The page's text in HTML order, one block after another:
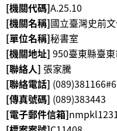
消
息
參
觀
展
覽
學
習
[機關代碼]A.25.10
[機關名稱]國立臺灣史前
[單位名稱]秘書室
[機關地址] 950臺東縣臺
[聯絡人] 張家騰
[聯絡電話]
[傳真號碼] (089)383443
[電子郵件信箱]